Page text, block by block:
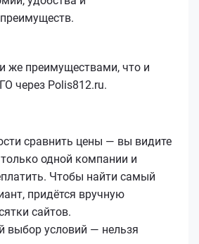
же преимуществами, что и
через Polis812.ru.
сравнить цены — вы видите
одной компании и
Чтобы найти самый
придётся вручную
сайтов.
выбор условий — нельзя